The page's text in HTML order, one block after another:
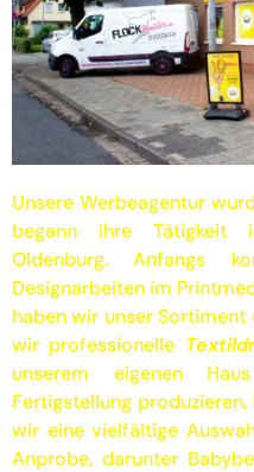
Unsere Werbeagentur
begann ihre Tätigkeit
Oldenburg. Anfangs
Designarbeiten im
haben wir unser
wir professionelle
unserem eigenen
Fertigstellung
wir eine vielfältige
Anprobe, darunter